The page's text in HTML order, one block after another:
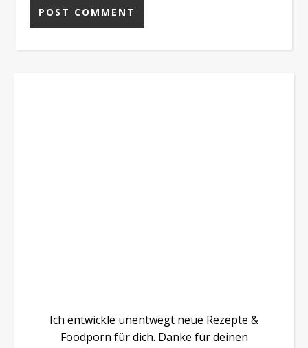
Ich entwickle unentwegt neue Rezepte &
Foodporn für dich. Danke für deinen